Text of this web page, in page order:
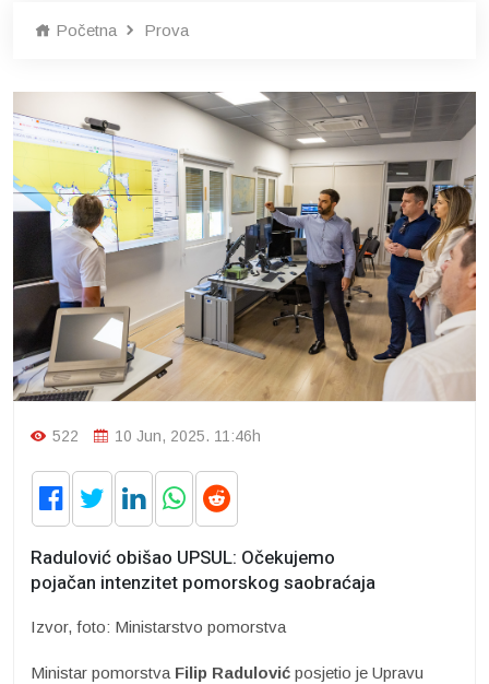
Početna Prova
522 10 Jun, 2025. 11:46h
Radulović obišao UPSUL: Očekujemo
pojačan intenzitet pomorskog saobraćaja
Izvor, foto: Ministarstvo pomorstva
Ministar pomorstva Filip Radulović posjetio je Upravu